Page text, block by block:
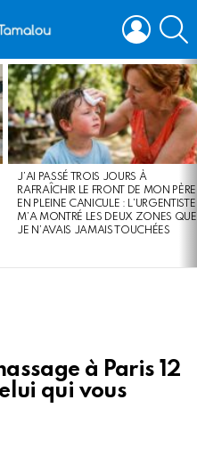
LOGIN
J’AI PASSÉ TROIS JOURS À
RAFRAÎCHIR LE FRONT DE MON PÈRE
EN PLEINE CANICULE : L’URGENTISTE
M’A MONTRÉ LES DEUX ZONES QUE
JE N’AVAIS JAMAIS TOUCHÉES
à Paris 12
qui vous